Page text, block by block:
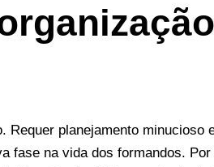
planejamento
fase na vida dos formandos.